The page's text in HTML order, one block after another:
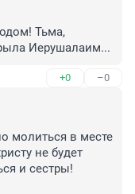
Тьма,
Иерушалаим...
+0 –0
молиться в месте
не будет
и сестры!